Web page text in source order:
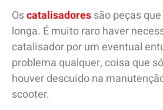
Oscatalisadoressão peças
longa. É muito raro haver
catalisador por um eventual
problema qualquer, coisa que
houver descuido na
scooter.